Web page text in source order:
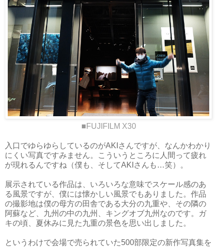
■FUJIFILM X30
入口でゆらゆらしているのがAKIさんですが、なんかわかり
にくい写真ですみません。こういうところに人間って疲れ
が現れるんですね（僕も、そしてAKIさんも…笑）。
展示されている作品は、いろいろな意味でスケール感のあ
る風景ですが、僕には懐かしい風景でもありました。作品
の撮影地は僕の母方の田舎である大分の九重や、その隣の
阿蘇など、九州の中の九州、キングオブ九州なのです。ガ
キの頃、夏休みに見た九重の景色を思い出しました。
というわけで会場で売られていた500部限定の新作写真集を